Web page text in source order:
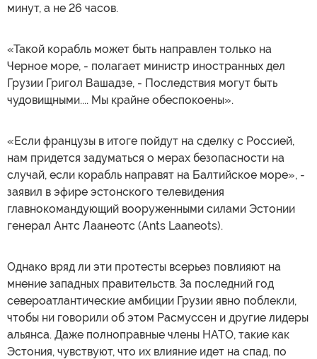
минут, а не 26 часов.
«Такой корабль может быть направлен только на
Черное море, - полагает министр иностранных дел
Грузии Григол Вашадзе, - Последствия могут быть
чудовищными.... Мы крайне обеспокоены».
«Если французы в итоге пойдут на сделку с Россией,
нам придется задуматься о мерах безопасности на
случай, если корабль направят на Балтийское море», -
заявил в эфире эстонского телевидения
главнокомандующий вооруженными силами Эстонии
генерал Антс Лаанеотс (Ants Laaneots).
Однако вряд ли эти протесты всерьез повлияют на
мнение западных правительств. За последний год
североатлантические амбиции Грузии явно поблекли,
чтобы ни говорили об этом Расмуссен и другие лидеры
альянса. Даже полноправные члены НАТО, такие как
Эстония, чувствуют, что их влияние идет на спад, по